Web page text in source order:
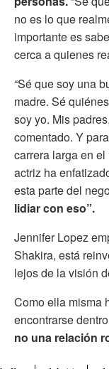
no es lo que
importante es
cerca a quienes
“Sé que soy una
madre. Sé
soy yo. Mis
comentado. Y
carrera larga en
actriz ha
esta parte del
lidiar con eso”.
Jennifer Lopez
Shakira, está
lejos de la visión
Como ella misma
encontrarse
no una relación